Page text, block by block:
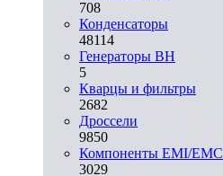
708
Конденсаторы
48114
Генераторы ВН
5
Кварцы и фильтры
2682
Дроссели
9850
Компоненты EMI/EMC
3029